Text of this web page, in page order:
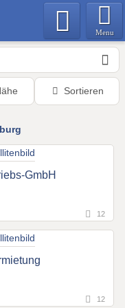
Menu
Sortieren
GmbH
12
12